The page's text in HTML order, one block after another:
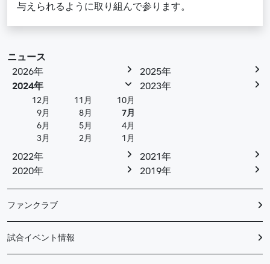
与えられるように取り組んで参ります。
ニュース
2026年
2025年
2024年
12月 11月
10月
9月
8月
7月
6月
5月
4月
3月
2月 1月
2023年
2022年
2021年
2020年
2019年
ファンクラブ
試合イベント情報